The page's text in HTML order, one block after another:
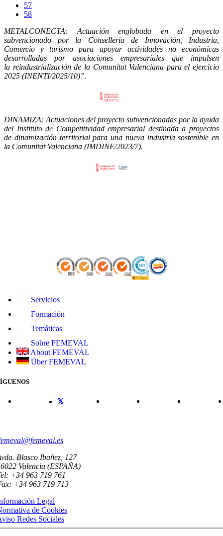
57
58
METALCONECTA: Actuación englobada en el proyecto
subvencionado por la Conselleria de Innovación, Industria,
Comercio y turismo para apoyar actividades no económicas
desarrolladas por asociaciones empresariales que impulsen
la reindustrialización de la Comunitat Valenciana para el ejercicio
2025 (INENTI/2025/10)”.
DINAMIZA: Actuaciones del proyecto subvencionadas por la ayuda
del Instituto de Competitividad empresarial destinada a proyectos
de dinamización territorial para una nueva industria sostenible en
la Comunitat Valenciana (IMDINE/2023/7).
Servicios
Formación
Temáticas
Sobre FEMEVAL
About FEMEVAL
Über FEMEVAL
Blasco Ibañez, 127
Valencia (ESPAÑA)
+34 963 719 761
+34 963 719 713
Legal
de Cookies
Redes Sociales